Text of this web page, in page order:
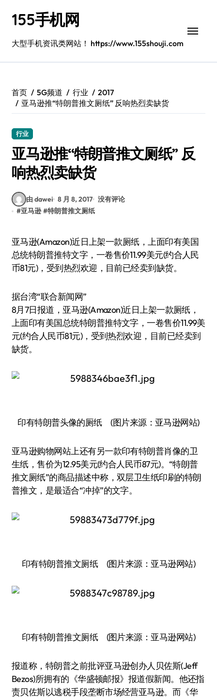
155手机网
大型手机资讯类网站！ https://www.155shouji.com
首页 5G频道 行业
2017
亚马逊推“特朗普推文厕纸” 反响热烈卖缺货
行业
亚马逊推“特朗普推文厕纸” 反
响热烈卖缺货
由 dawei 8 月 8, 2017 没有评论
#亚马逊 #特朗普推文厕纸
亚马逊(Amazon)近日上架一款厕纸，上面印有美国
总统特朗普推特文字，一卷售价11.99美元(约合人民
币81元)，受到热烈欢迎，目前已经卖到缺货。
据台湾“联合新闻网”
8月7日报道，亚马逊(Amazon)近日上架一款厕纸，
上面印有美国总统特朗普推特文字，一卷售价11.99美
元(约合人民币81元)，受到热烈欢迎，目前已经卖到
缺货。
印有特朗普头像的厕纸 (图片来源：亚马逊网站)
亚马逊购物网站上还有另一款印有特朗普肖像的卫
生纸，售价为12.95美元(约合人民币87元)。“特朗普
推文厕纸”的商品描述中称，双层卫生纸印刷的特朗
普推文，是最适合“冲掉”的文字。
印有特朗普推文厕纸 (图片来源：亚马逊网站)
印有特朗普推文厕纸 (图片来源：亚马逊网站)
报道称，特朗普之前批评亚马逊创办人贝佐斯(Jeff
Bezos)所拥有的《华盛顿邮报》报道假新闻。他还指
责贝佐斯以逃税手段垄断市场经营亚马逊。而《华